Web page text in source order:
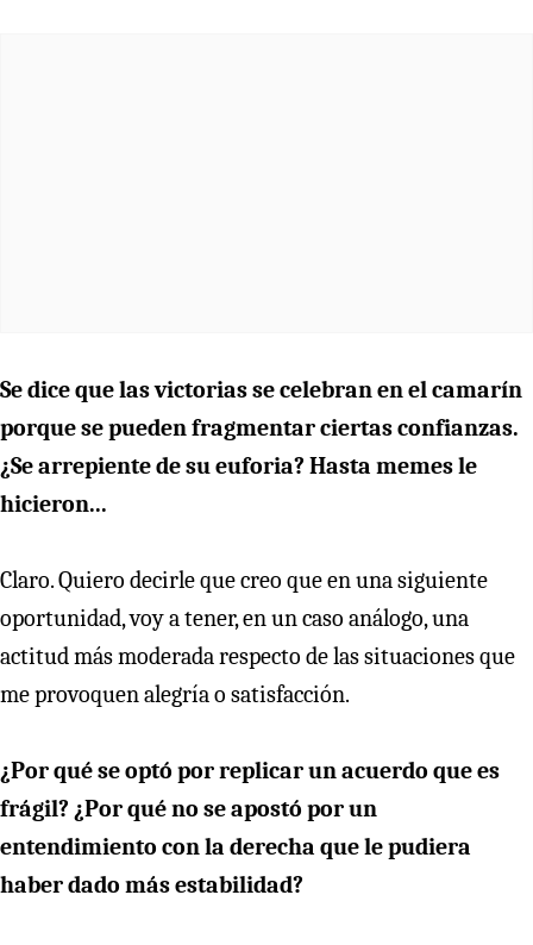
Se dice que las victorias se celebran en el camarín
porque se pueden fragmentar ciertas confianzas.
¿Se arrepiente de su euforia? Hasta memes le
hicieron...
Claro. Quiero decirle que creo que en una siguiente
oportunidad, voy a tener, en un caso análogo, una
actitud más moderada respecto de las situaciones que
me provoquen alegría o satisfacción.
¿Por qué se optó por replicar un acuerdo que es
frágil? ¿Por qué no se apostó por un
entendimiento con la derecha que le pudiera
haber dado más estabilidad?